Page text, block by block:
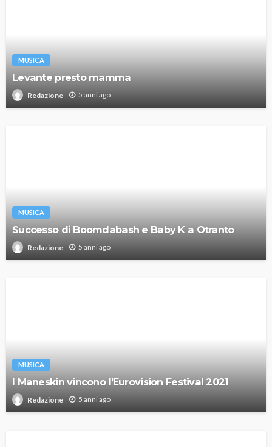
MUSICA
Levante presto mamma
Redazione 5 anni ago
MUSICA
Successo di Boomdabash e Baby K a Otranto
Redazione 5 anni ago
MUSICA
I Maneskin vincono l’Eurovision Festival 2021
Redazione 5 anni ago